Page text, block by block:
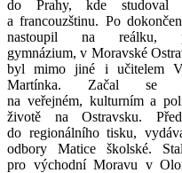
do Prahy, kde studoval
a francouzštinu. Po
nastoupil na reálku,
gymnázium, v Moravské
byl mimo jiné i učitelem
Martínka. Začal se
na veřejném, kulturním a
životě na Ostravsku.
do regionálního tisku,
odbory Matice školské.
pro východní Moravu v